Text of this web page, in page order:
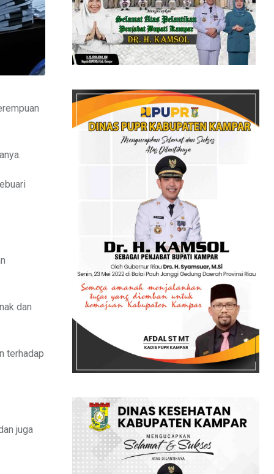
dan
terhadap
juga